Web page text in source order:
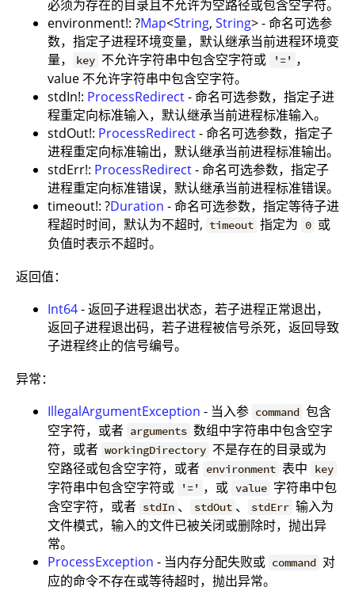
必须为存在的目录且不允许为空路径或包含空字符。
environment!: ?Map<String, String> - 命名可选参
数，指定子进程环境变量，默认继承当前进程环境变
量，
key 不允许字符串中包含空字符或 '=' ，
value 不允许字符串中包含空字符。
stdIn!: ProcessRedirect- 命名可选参数，指定子进
程重定向标准输入，默认继承当前进程标准输入。
stdOut!: ProcessRedirect- 命名可选参数，指定子
进程重定向标准输出，默认继承当前进程标准输出。
stdErr!: ProcessRedirect- 命名可选参数，指定子
进程重定向标准错误，默认继承当前进程标准错误。
timeout!: ?Duration - 命名可选参数，指定等待子进
程超时时间，默认为不超时, timeout 指定为 0 或
负值时表示不超时。
返回值：
Int64- 返回子进程退出状态，若子进程正常退出，
返回子进程退出码，若子进程被信号杀死，返回导致
子进程终止的信号编号。
异常：
IllegalArgumentException - 当入参 command 包含
空字符，或者 arguments 数组中字符串中包含空字
符，或者 workingDirectory 不是存在的目录或为
空路径或包含空字符，或者 environment 表中 key
字符串中包含空字符或 '=' ，或 value 字符串中包
含空字符，或者 stdIn 、 stdOut 、 stdErr 输入为
文件模式，输入的文件已被关闭或删除时，抛出异
常。
ProcessException - 当内存分配失败或 command 对
应的命令不存在或等待超时，抛出异常。